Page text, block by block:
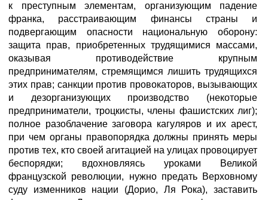
к преступным элементам, организующим падение
франка, расстраивающим финансы страны и
подвергающим опасности национальную оборону:
защита прав, приобретенных трудящимися массами,
оказывая противодействие крупным
предпринимателям, стремящимся лишить трудящихся
этих прав; санкции против провокаторов, вызывающих
и дезорганизующих производство (некоторые
предприниматели, троцкисты, члены фашистских лиг);
полное разоблачение заговора кагуляров и их арест,
при чем органы правопорядка должны принять меры
против тех, кто своей агитацией на улицах провоцирует
беспорядки; вдохновляясь уроками Великой
французской революции, нужно предать Верховному
суду изменников нации (Дорио, Ля Рока), заставить